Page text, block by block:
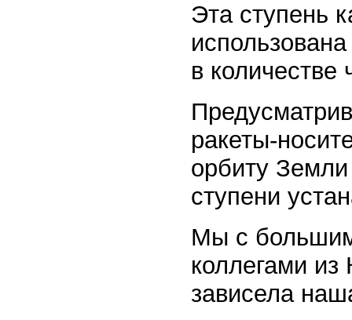
Эта ступень
в количестве
ракеты-
орбиту
ступени
Мы с
коллегами
зависела